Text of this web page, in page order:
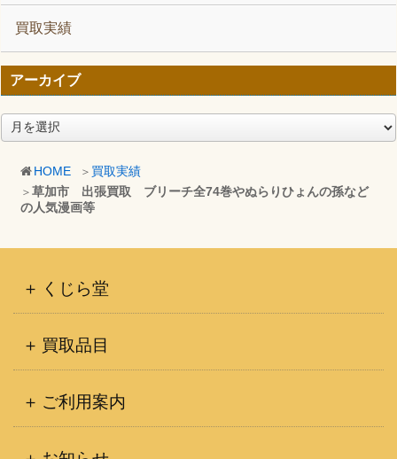
HOME
買取実績
草加市 出張買取 ブリーチ全74巻やぬらりひょんの孫など
の人気漫画等
買取実績
アーカイブ
ア
ー
くじら堂
買取品目
ご利用案内